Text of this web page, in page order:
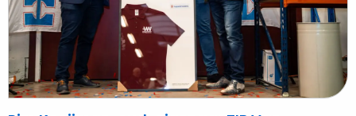
TIB
Van
Wijngaarden